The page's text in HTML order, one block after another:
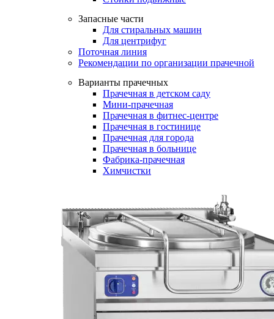
Запасные части
Для стиральных машин
Для центрифуг
Поточная линия
Рекомендации по организации прачечной
Варианты прачечных
Прачечная в детском саду
Мини-прачечная
Прачечная в фитнес-центре
Прачечная в гостинице
Прачечная для города
Прачечная в больнице
Фабрика-прачечная
Химчистки